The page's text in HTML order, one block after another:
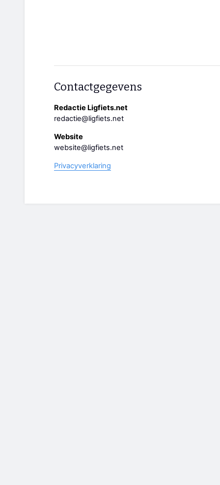
Contactgegevens
Redactie Ligfiets.net
redactie@ligfiets.net
Website
website@ligfiets.net
Privacyverklaring